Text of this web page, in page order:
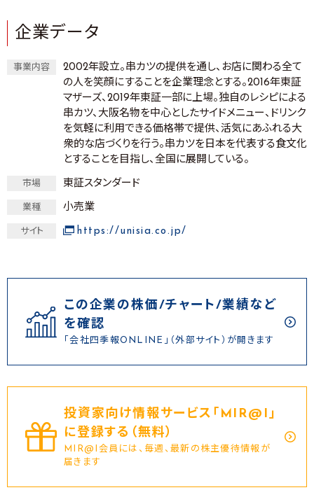
企業データ
事業内容
2002年設立。串カツの提供を通し、お店に関わる全て
の人を笑顔にすることを企業理念とする。2016年東証
マザーズ、2019年東証一部に上場。独自のレシピによる
串カツ、大阪名物を中心としたサイドメニュー、ドリンク
を気軽に利用できる価格帯で提供、活気にあふれる大
衆的な店づくりを行う。串カツを日本を代表する食文化
とすることを目指し、全国に展開している。
市場 東証スタンダード
業種 小売業
サイト https://unisia.co.jp/
この企業の株価/チャート/業績など
を確認
「会社四季報ONLINE」（外部サイト）が開きます
投資家向け情報サービス｢MIR@I｣
に登録する（無料）
MIR@I会員には、毎週、最新の株主優待情報が
届きます